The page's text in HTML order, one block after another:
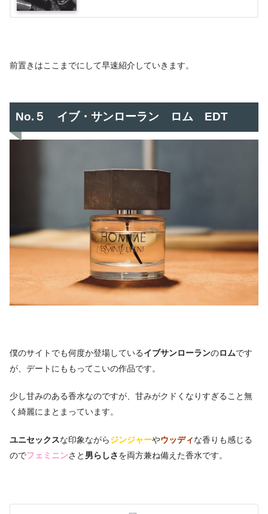
前置きはここまでにして早速紹介していきます。
No.５ イブ・サンローラン ロム EDT
僕のサイトでも何度か登場している イブサンローランのロムです
が、デートにももってこいの作品です。
少し甘みのある香水なのですが、甘みがクドくなりすぎること無
く綺麗にまとまっています。
ユニセックスな印象ながら ジンジャーやウッディ な香りも感じる
のでフェミニンさと 男らしさ を両方兼ね備えた香水です。